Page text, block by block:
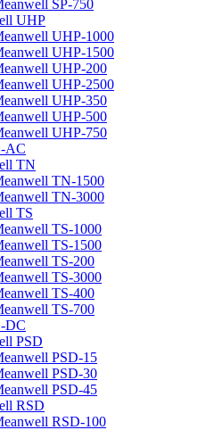
SP-750
UHP
UHP-1000
UHP-1500
UHP-200
UHP-2500
UHP-350
UHP-500
UHP-750
AC
TN
TN-1500
TN-3000
TS
TS-1000
TS-1500
TS-200
TS-3000
TS-400
TS-700
DC
PSD
PSD-15
PSD-30
PSD-45
RSD
RSD-100